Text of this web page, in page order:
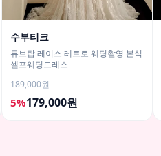
수부티크
튜브탑 레이스 레트로 웨딩촬영 본식
셀프웨딩드레스
189,000원
5%179,000원